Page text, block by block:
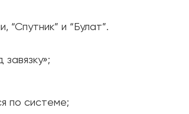
и “Булат”.
по системе;